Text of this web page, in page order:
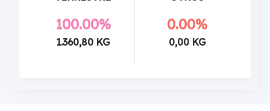
100.00%
1.360,80 KG
0.00%
0,00 KG